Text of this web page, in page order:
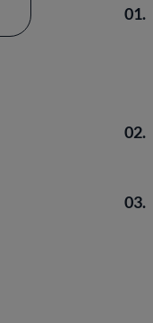
01.
02.
03.